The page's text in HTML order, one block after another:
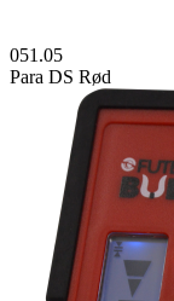
051.05
Para DS Rød